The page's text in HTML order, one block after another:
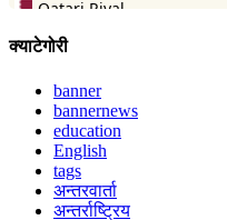
क्याटेगोरी
banner
bannernews
education
English
tags
अन्तरवार्ता
अन्तर्राष्ट्रिय